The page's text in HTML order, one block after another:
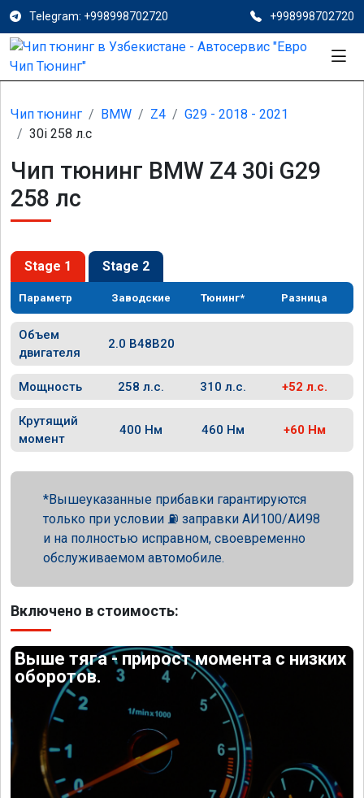
Telegram: +998998702720 +998998702720
Чип тюнинг BMW Z4
G29 - 2018 - 2021
30i 258 л.с
Чип тюнинг BMW Z4 30i G29
258 лс
Stage 1 Stage 2
Параметр Заводские Тюнинг* Разница
Объем
двигателя
2.0 B48B20
Мощность 258 л.с. 310 л.с. +52 л.с.
Крутящий
момент
400 Нм 460 Нм +60 Нм
Вышеуказанные прибавки гарантируются
только при условии ⛽ заправки АИ100/АИ98
и на полностью исправном, своевременно
обслуживаемом автомобиле.
Включено в стоимость:
Выше тяга - прирост момента с низких
оборотов.